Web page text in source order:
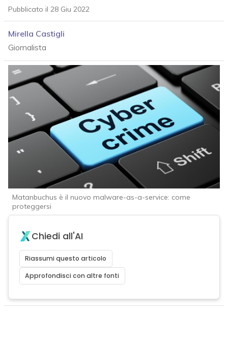
Pubblicato il 28 Giu 2022
Mirella Castigli
Giornalista
Matanbuchus è il nuovo malware-as-a-service: come
proteggersi
Chiedi all'AI
Riassumi questo articolo
Approfondisci con altre fonti